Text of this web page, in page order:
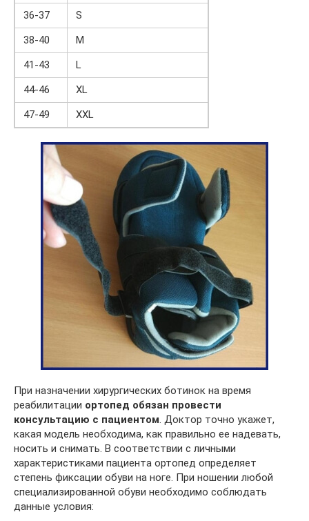
36-37
S
38-40
M
41-43
L
44-46
XL
47-49
XXL
При назначении хирургических ботинок на время
реабилитации ортопед обязан провести
консультацию с пациентом. Доктор точно укажет,
какая модель необходима, как правильно ее надевать,
носить и снимать. В соответствии с личными
характеристиками пациента ортопед определяет
степень фиксации обуви на ноге. При ношении любой
специализированной обуви необходимо соблюдать
данные условия: